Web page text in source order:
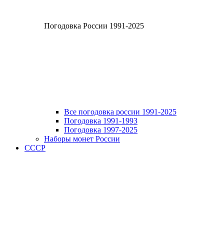
Погодовка России 1991-2025
Все погодовка россии 1991-2025
Погодовка 1991-1993
Погодовка 1997-2025
Наборы монет России
СССР